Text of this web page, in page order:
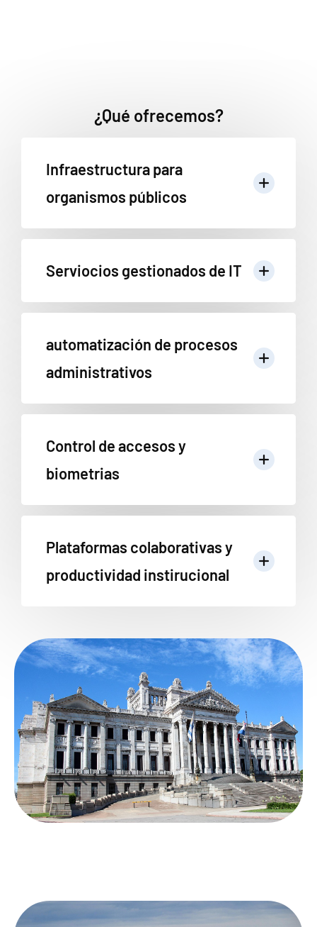
¿Qué ofrecemos?
Infraestructura para
organismos públicos
Serviocios gestionados de IT
automatización de procesos
administrativos
Control de accesos y
biometrias
Plataformas colaborativas y
productividad instirucional